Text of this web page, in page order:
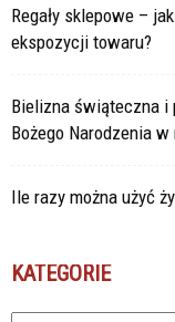
Regały sklepowe –
ekspozycji towaru?
Bielizna świąteczna i
Bożego Narodzenia
Ile razy można użyć
KATEGORIE
Kategorie